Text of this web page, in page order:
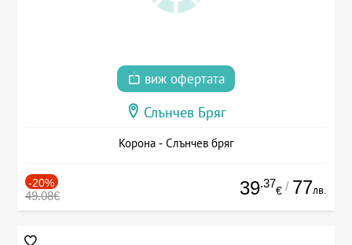
виж офертата
Слънчев Бряг
Корона - Слънчев бряг
-20%
49.08€ 39.37
€ / 77лв.